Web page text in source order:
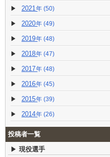
2021 (50)
2020 (49)
2019 (48)
2018 (47)
2017 (48)
2016 (45)
2015 (39)
2014 (26)
投稿者一覧
現役選手